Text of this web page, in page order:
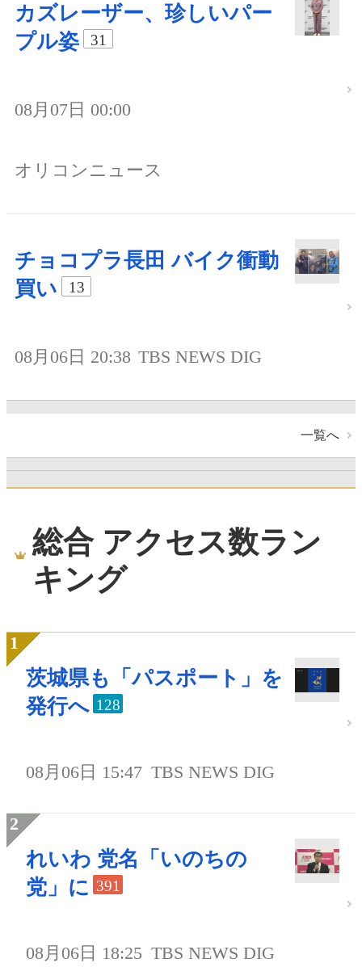
カズレーザー、珍しいパー
プル姿
31
08月07日 00:00
オリコンニュース
チョコプラ長田 バイク衝動
買い
13
08月06日 20:38 TBS NEWS DIG
一覧へ
総合 アクセス数ラン
キング
茨城県も「パスポート」を
発行へ 128
08月06日 15:47 TBS NEWS DIG
れいわ 党名「いのちの
党」に 391
08月06日 18:25 TBS NEWS DIG